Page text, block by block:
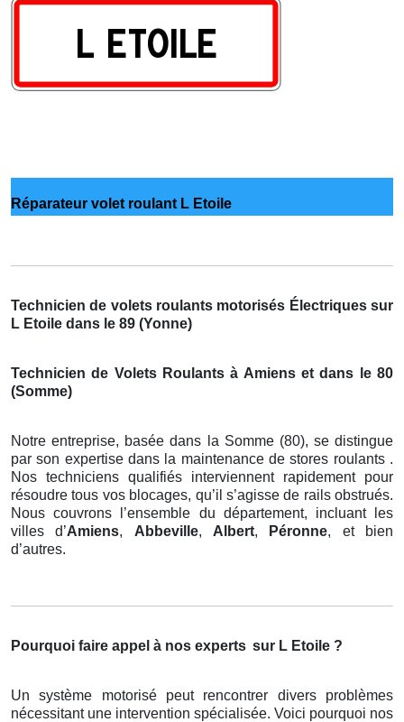
Réparateur volet roulant L Etoile
Technicien de volets roulants motorisés Électriques sur
L Etoile dans le 89 (Yonne)
Technicien de Volets Roulants à Amiens et dans le 80
(Somme)
Notre entreprise, basée dans la Somme (80), se distingue
par son expertise dans la maintenance de stores roulants .
Nos techniciens qualifiés interviennent rapidement pour
résoudre tous vos blocages, qu’il s’agisse de rails obstrués.
Nous couvrons l’ensemble du département, incluant les
villes d’Amiens, Abbeville, Albert, Péronne, et bien
d’autres.
Pourquoi faire appel à nos experts sur L Etoile ?
Un système motorisé peut rencontrer divers problèmes
nécessitant une intervention spécialisée. Voici pourquoi nos